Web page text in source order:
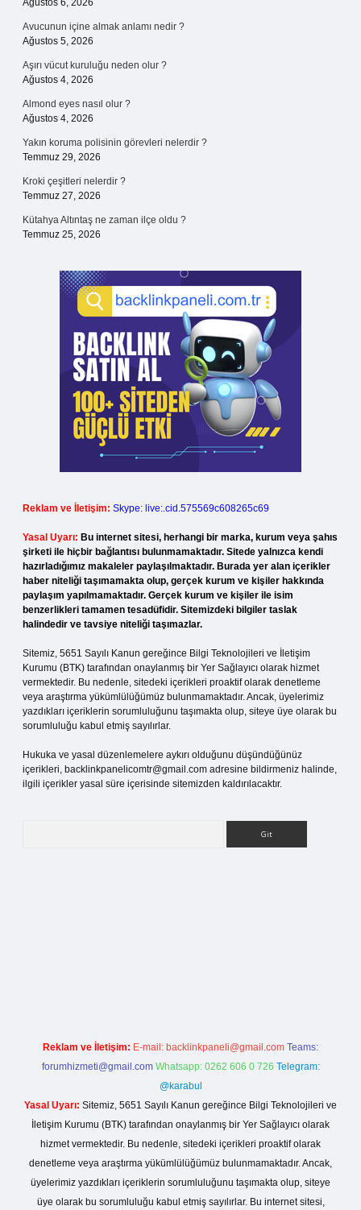
Ağustos 6, 2026
Avucunun içine almak anlamı nedir ?
Ağustos 5, 2026
Aşırı vücut kuruluğu neden olur ?
Ağustos 4, 2026
Almond eyes nasıl olur ?
Ağustos 4, 2026
Yakın koruma polisinin görevleri nelerdir ?
Temmuz 29, 2026
Kroki çeşitleri nelerdir ?
Temmuz 27, 2026
Kütahya Altıntaş ne zaman ilçe oldu ?
Temmuz 25, 2026
Reklam ve İletişim: Skype: live:.cid.575569c608265c69
Yasal Uyarı: Bu internet sitesi, herhangi bir marka, kurum veya şahıs
şirketi ile hiçbir bağlantısı bulunmamaktadır. Sitede yalnızca kendi
hazırladığımız makaleler paylaşılmaktadır. Burada yer alan içerikler
haber niteliği taşımamakta olup, gerçek kurum ve kişiler hakkında
paylaşım yapılmamaktadır. Gerçek kurum ve kişiler ile isim
benzerlikleri tamamen tesadüfidir. Sitemizdeki bilgiler taslak
halindedir ve tavsiye niteliği taşımazlar.
Sitemiz, 5651 Sayılı Kanun gereğince Bilgi Teknolojileri ve İletişim
Kurumu (BTK) tarafından onaylanmış bir Yer Sağlayıcı olarak hizmet
vermektedir. Bu nedenle, sitedeki içerikleri proaktif olarak denetleme
veya araştırma yükümlülüğümüz bulunmamaktadır. Ancak, üyelerimiz
yazdıkları içeriklerin sorumluluğunu taşımakta olup, siteye üye olarak bu
sorumluluğu kabul etmiş sayılırlar.
Hukuka ve yasal düzenlemelere aykırı olduğunu düşündüğünüz
içerikleri, backlinkpanelicomtr@gmail.com adresine bildirmeniz halinde,
ilgili içerikler yasal süre içerisinde sitemizden kaldırılacaktır.
Reklam ve İletişim: E-mail: backlinkpaneli@gmail.com Teams:
forumhizmeti@gmail.com Whatsapp: 0262 606 0 726 Telegram:
@karabul
Yasal Uyarı: Sitemiz, 5651 Sayılı Kanun gereğince Bilgi Teknolojileri ve
İletişim Kurumu (BTK) tarafından onaylanmış bir Yer Sağlayıcı olarak
hizmet vermektedir. Bu nedenle, sitedeki içerikleri proaktif olarak
denetleme veya araştırma yükümlülüğümüz bulunmamaktadır. Ancak,
üyelerimiz yazdıkları içeriklerin sorumluluğunu taşımakta olup, siteye
üye olarak bu sorumluluğu kabul etmiş sayılırlar. Bu internet sitesi,